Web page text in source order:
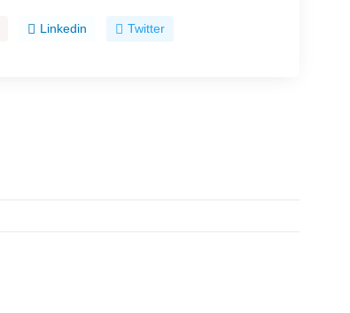
Linkedin Twitter